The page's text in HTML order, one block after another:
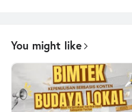
You might like